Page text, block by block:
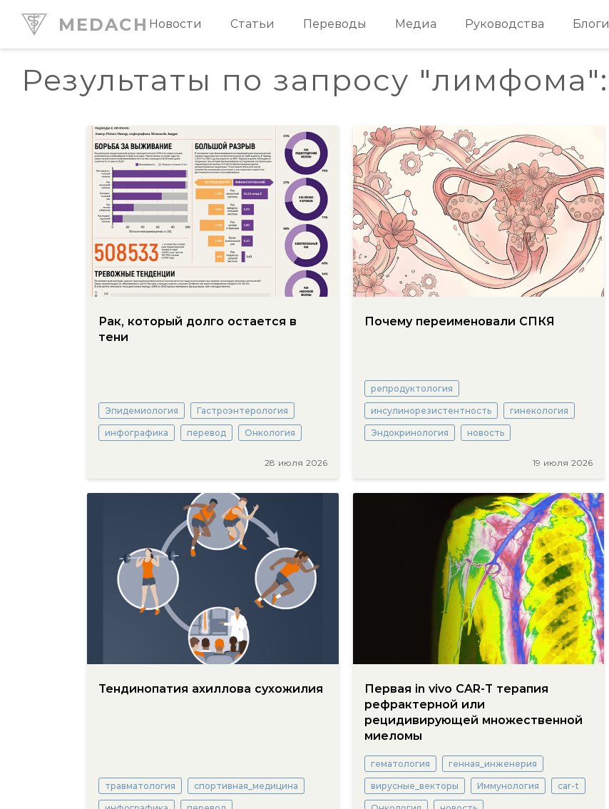
MEDACH Новости Статьи Переводы Медиа Руководства Блоги
Результаты по запросу "лимфома":
Рак, который долго остается в
тени
Эпидемиология Гастроэнтерология
инфографика перевод Онкология
28 июля 2026
Почему переименовали СПКЯ
репродуктология
инсулинорезистентность гинекология
Эндокринология новость
19 июля 2026
Тендинопатия ахиллова сухожилия
травматология спортивная_медицина
Первая in vivo CAR-Т терапия
рефрактерной или
рецидивирующей множественной
миеломы
гематология генная_инженерия
вирусные_векторы Иммунология car-t